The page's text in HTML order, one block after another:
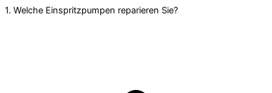
1. Welche Einspritzpumpen reparieren Sie?